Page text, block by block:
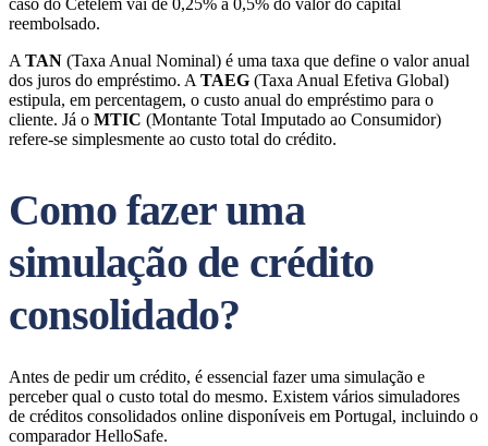
caso do Cetelem vai de 0,25% a 0,5% do valor do capital
reembolsado.
A TAN (Taxa Anual Nominal) é uma taxa que define o valor anual
dos juros do empréstimo. A TAEG (Taxa Anual Efetiva Global)
estipula, em percentagem, o custo anual do empréstimo para o
cliente. Já o MTIC (Montante Total Imputado ao Consumidor)
refere-se simplesmente ao custo total do crédito.
Como fazer uma
simulação de crédito
consolidado?
Antes de pedir um crédito, é essencial fazer uma simulação e
perceber qual o custo total do mesmo. Existem vários simuladores
de créditos consolidados online disponíveis em Portugal, incluindo o
comparador HelloSafe.